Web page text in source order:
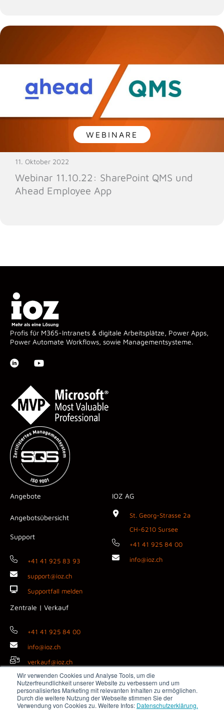
Wir verwenden Cookies und Analyse Tools, um die
Nutzerfreundlichkeit unserer Website zu verbessern und um
personalisiertes Marketing mit relevanten Inhalten zu ermöglichen.
Durch die weitere Nutzung der Webseite stimmen Sie der
Verwendung von Cookies zu. Weitere Infos: Datenschutzerklärung.
WEBINARE
11. Oktober 2022
Webinar 11.10.22: SharePoint QMS und
Ahead Employee App
Profis für M365-Intranets & digitale Arbeitsplätze, Power Apps,
Power Automate Workflows, sowie Managementsysteme.
Angebote
Angebotsübersicht
Support
+41 41 925 83 93
support@ioz.ch
Supportfall melden
Zentrale | Verkauf
+41 41 925 84 00
info@ioz.ch
verkauf@ioz.ch
IOZ AG
St. Georg-Strasse 2a
CH-6210 Sursee
+41 41 925 84 00
info@ioz.ch
Copyright © 2026 IOZ AG ·Impressum·Datenschutz · AGB